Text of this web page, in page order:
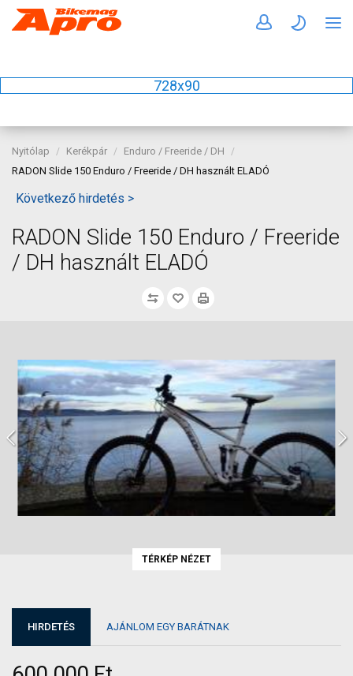
728x90
Nyitólap Kerékpár
Enduro / Freeride / DH
RADON Slide 150 Enduro / Freeride / DH használt ELADÓ
Következő hirdetés >
RADON Slide 150 Enduro / Freeride
/ DH használt ELADÓ
TÉRKÉP NÉZET
HIRDETÉS AJÁNLOM EGY BARÁTNAK